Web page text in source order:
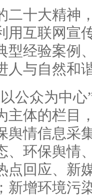
十大精神
用互联网宣
型经验案例
人与自然和
众为中心
主体的栏目
舆情信息采
、环保舆情
点回应、新
新增环境污